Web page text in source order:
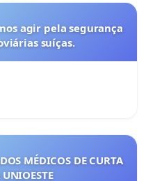
agir pela segurança
suíças.
MÉDICOS DE CURTA